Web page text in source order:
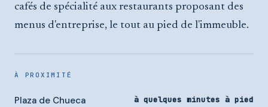
cafés de spécialité aux restaurants proposant des
menus d'entreprise, le tout au pied de l'immeuble.
À PROXIMITÉ
Plaza de Chueca à quelques minutes à pied